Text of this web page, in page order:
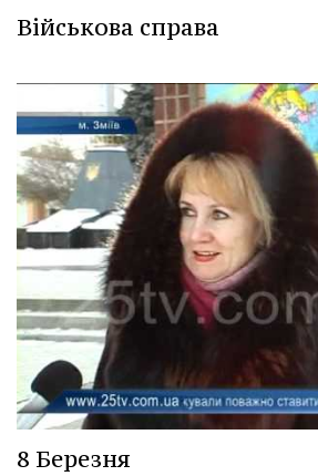
Військова справа
8 Березня